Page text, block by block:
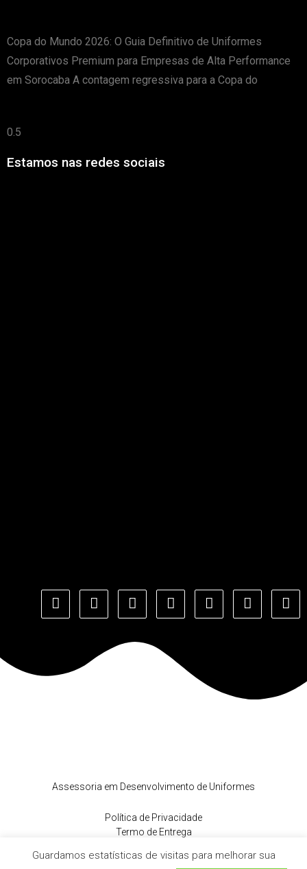
Copa do Mundo 2026: O Guia Definitivo de Uniformes
Corporativos Premium para Empresas de Alta Performance
em Sorocaba A contagem regressiva para a Copa do
Estamos nas redes sociais
Assessoria em Desenvolvimento de Uniformes
Política de Privacidade
Termo de Entrega
Guardamos estatísticas de visitas para melhorar sua